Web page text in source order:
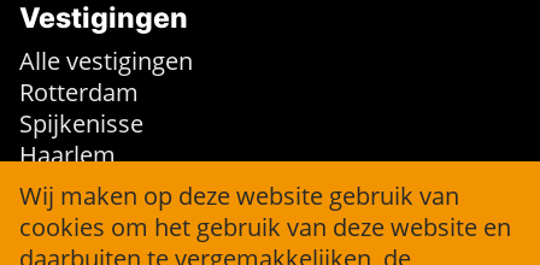
Vestigingen
Alle vestigingen
Rotterdam
Spijkenisse
Haarlem
Contact
Wij maken op deze website gebruik van
cookies om het gebruik van deze website en
daarbuiten te vergemakkelijken, de